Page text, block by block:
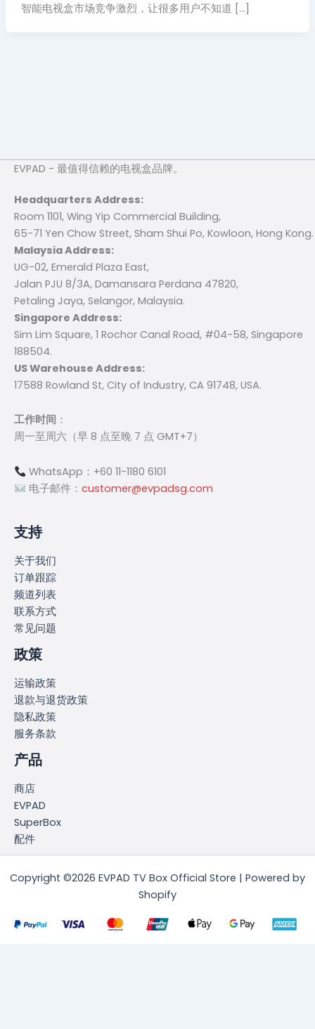
智能电视盒市场竞争激烈，让很多用户不知道 […]
EVPAD - 最值得信赖的电视盒品牌。
Headquarters Address:
Room 1101, Wing Yip Commercial Building,
65-71 Yen Chow Street, Sham Shui Po, Kowloon, Hong Kong.
Malaysia Address:
UG-02, Emerald Plaza East,
Jalan PJU 8/3A, Damansara Perdana 47820,
Petaling Jaya, Selangor, Malaysia.
Singapore Address:
Sim Lim Square, 1 Rochor Canal Road, #04-58, Singapore
188504.
US Warehouse Address:
17588 Rowland St, City of Industry, CA 91748, USA.
工作时间 ：
周一至周六（早 8 点至晚 7 点 GMT+7）
WhatsApp：+60 11-1180 6101
电子邮件： customer@evpadsg.com
支持
关于我们
订单跟踪
频道列表
联系方式
常见问题
政策
运输政策
退款与退货政策
隐私政策
服务条款
产品
商店
EVPAD
SuperBox
配件
Copyright ©2026 EVPAD TV Box Official Store | Powered by
Shopify